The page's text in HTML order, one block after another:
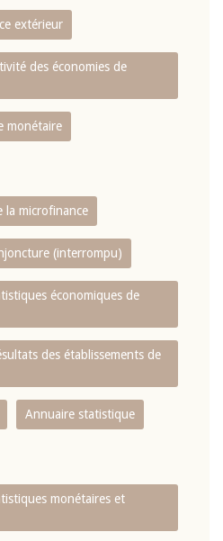
extérieur
des économies de
monétaire
la microfinance
(interrompu)
économiques de
des établissements de
Annuaire statistique
monétaires et